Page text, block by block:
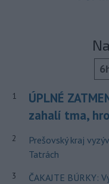
1
ÚPLNÉ
zahalí tma,
2
Prešovský kraj
Tatrách
3
ČAKAJTE BÚRKY: